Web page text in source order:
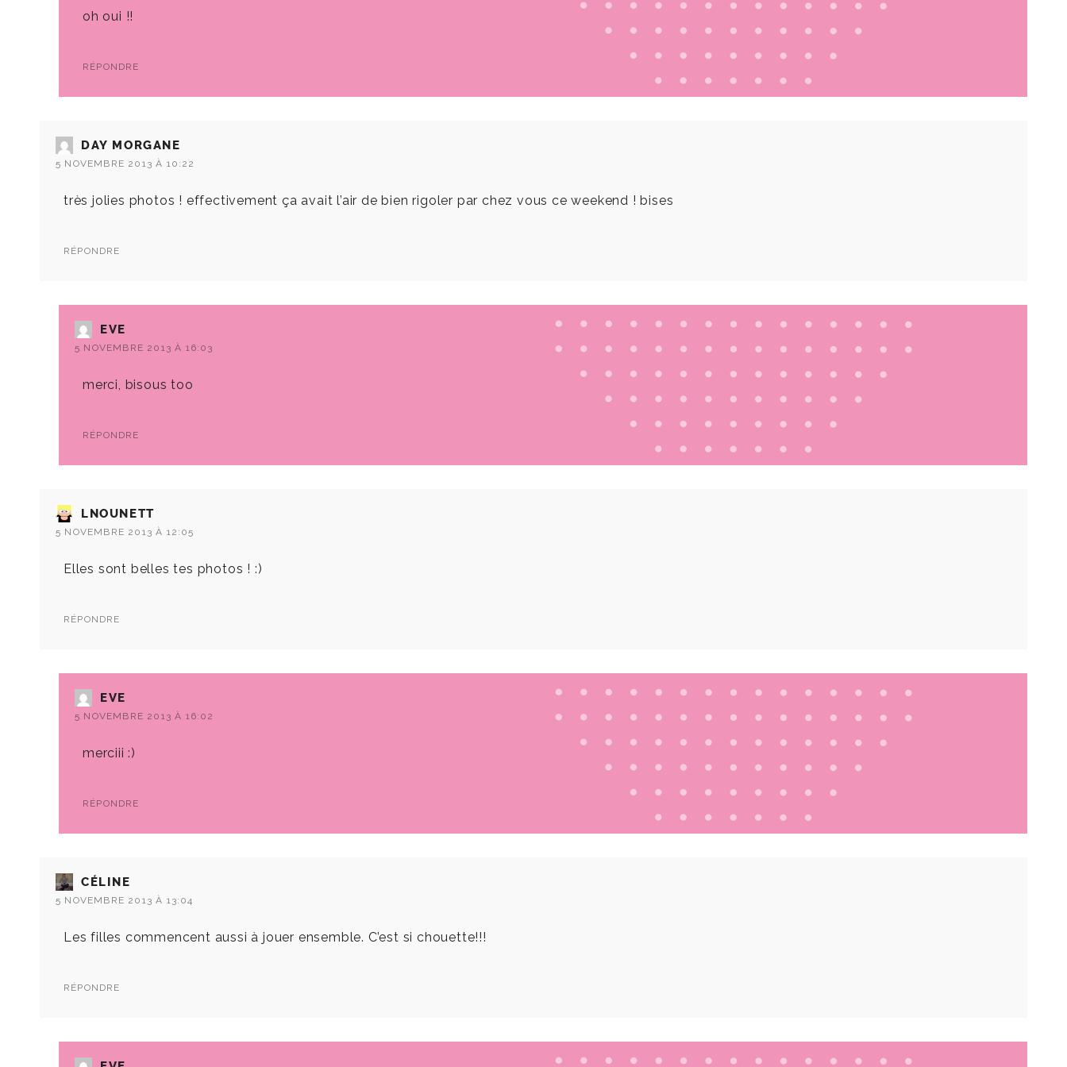
oh oui !!
RÉPONDRE
DAY MORGANE
5 NOVEMBRE 2013 À 10:22
très jolies photos ! effectivement ça avait l’air de bien rigoler par chez vous ce weekend ! bises
RÉPONDRE
EVE
5 NOVEMBRE 2013 À 16:03
merci, bisous too
RÉPONDRE
LNOUNETT
5 NOVEMBRE 2013 À 12:05
Elles sont belles tes photos ! :)
RÉPONDRE
EVE
5 NOVEMBRE 2013 À 16:02
merciii :)
RÉPONDRE
CÉLINE
5 NOVEMBRE 2013 À 13:04
Les filles commencent aussi à jouer ensemble. C’est si chouette!!!
RÉPONDRE